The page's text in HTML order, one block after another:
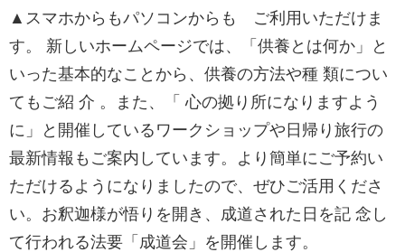
▲スマホからもパソコンからも ご利用いただけま
す。 新しいホームページでは、「供養とは何か」と
いった基本的なことから、供養の方法や種 類につい
てもご紹 介 。また、「 心の拠り所になりますよう
に」と開催しているワークショップや日帰り旅行の
最新情報もご案内しています。より簡単にご予約い
ただけるようになりましたので、ぜひご活用くださ
い。お釈迦様が悟りを開き、成道された日を記 念し
て行われる法要「成道会」を開催します。